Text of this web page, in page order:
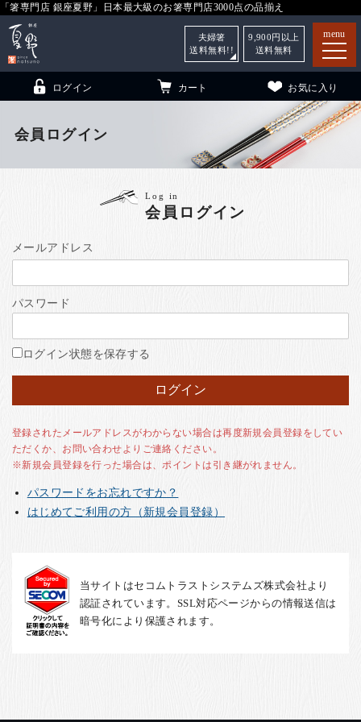
「箸専門店 銀座夏野」日本最大級のお箸専門店3000点の品揃え
menu
（贈答用・自宅用）
銀座夏野・箸長
ご利用ガイド
お客様の声
お知らせ
English
ログイン カート お気に入り
夫婦箸
送料無料!!
9,900 円以上
送料無料
会員ログイン
Log in
会員ログイン
メールアドレス
パスワード
ログイン状態を保存する
登録されたメールアドレスがわからない場合は再度新規会員登録をしてい
ただくか、お問い合わせよりご連絡ください。
※新規会員登録を行った場合は、ポイントは引き継がれません。
パスワードをお忘れですか？
はじめてご利用の方（新規会員登録）
当サイトはセコムトラストシステムズ株式会社より
認証されています。SSL対応ページからの情報送信は
暗号化により保護されます。